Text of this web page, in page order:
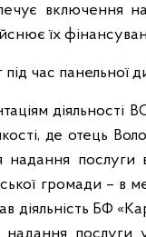
включення
їх
час панельної
де отець
надання послуги
громади – в
БФ